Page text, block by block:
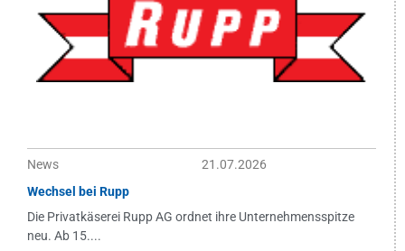
News
21.07.2026
Wechsel bei Rupp
Die Privatkäserei Rupp AG ordnet ihre Unternehmensspitze
neu. Ab 15....